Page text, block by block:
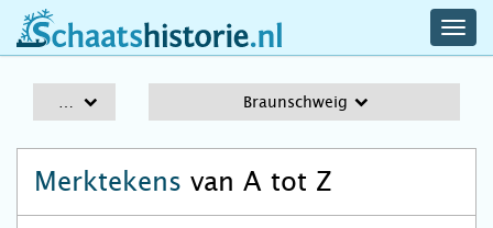
schaatshistorie.nl
Braunschweig
Merktekens van A tot Z